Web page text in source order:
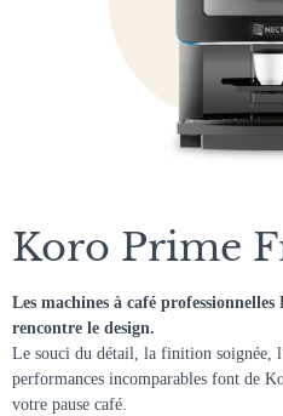
Koro Prime
Les machines à café
rencontre le design.
Le souci du détail, la finition soignée,
performances incomparables font de
votre pause café.